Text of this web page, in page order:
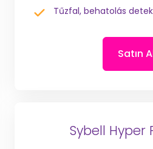
Tűzfal, behatolás
Satın
Sybell Hyper